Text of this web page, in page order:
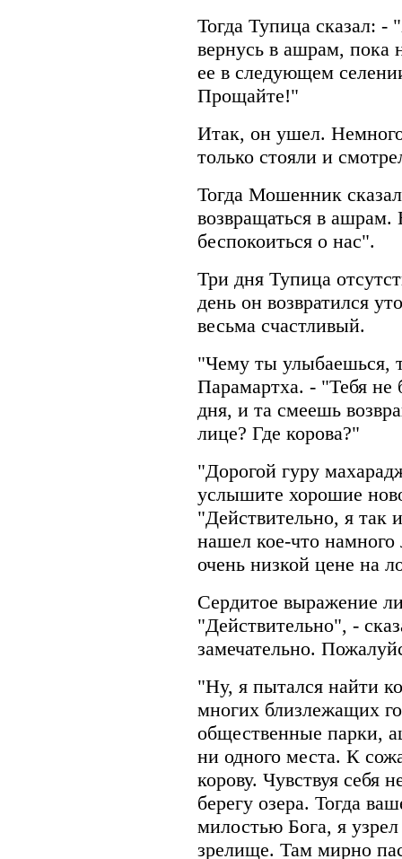
Тогда Тупица сказал:
вернусь в ашрам, пока
ее в следующем
Прощайте!"
Итак, он ушел.
только стояли и
Тогда Мошенник
возвращаться в
беспокоиться о нас".
Три дня Тупица
день он возвратился
весьма счастливый.
"Чему ты улыбаешься,
Парамартха. - "Тебя
дня, и та смеешь
лице? Где корова?"
"Дорогой гуру
услышите хорошие
"Действительно, я так
нашел кое-что
очень низкой цене на
Сердитое выражение
"Действительно", -
замечательно.
"Ну, я пытался найти
многих близлежащих
общественные парки,
ни одного места. К
корову. Чувствуя себя
берегу озера. Тогда
милостью Бога, я
зрелище. Там мирно